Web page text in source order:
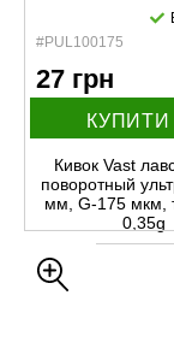
#PUL100175
27 грн
КУПИТИ
Кивок Vast
поворотный
мм, G-175 мкм,
0,35g